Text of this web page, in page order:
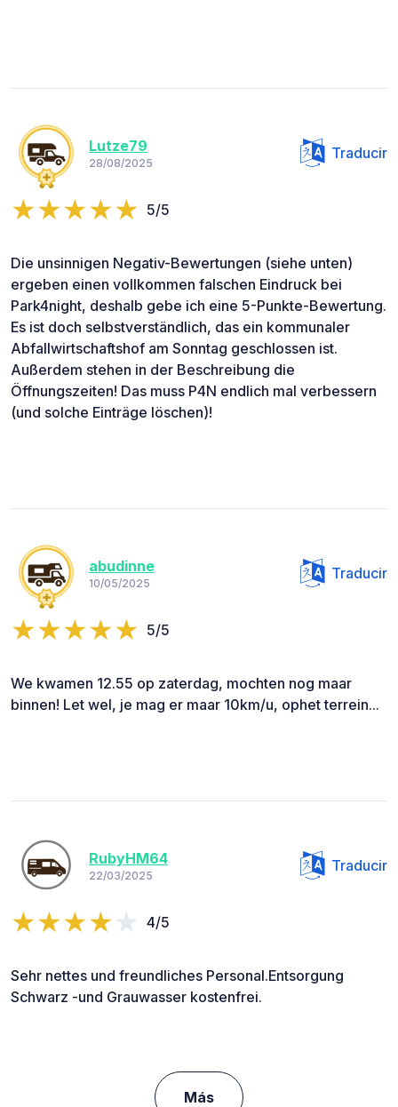
Lutze79
28/08/2025
Traducir
5/5
Die unsinnigen Negativ-Bewertungen (siehe unten)
ergeben einen vollkommen falschen Eindruck bei
Park4night, deshalb gebe ich eine 5-Punkte-Bewertung.
Es ist doch selbstverständlich, das ein kommunaler
Abfallwirtschaftshof am Sonntag geschlossen ist.
Außerdem stehen in der Beschreibung die
Öffnungszeiten! Das muss P4N endlich mal verbessern
(und solche Einträge löschen)!
abudinne
10/05/2025
Traducir
5/5
We kwamen 12.55 op zaterdag, mochten nog maar
binnen! Let wel, je mag er maar 10km/u, ophet terrein...
RubyHM64
22/03/2025
Traducir
4/5
Sehr nettes und freundliches Personal.Entsorgung
Schwarz -und Grauwasser kostenfrei.
Más